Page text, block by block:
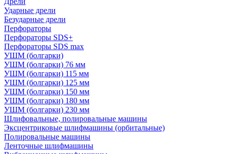
Ударные дрели
Безударные дрели
Перфораторы
Перфораторы SDS+
Перфораторы SDS max
УШМ (болгарки)
УШМ (болгарки) 76 мм
УШМ (болгарки) 115 мм
УШМ (болгарки) 125 мм
УШМ (болгарки) 150 мм
УШМ (болгарки) 180 мм
УШМ (болгарки) 230 мм
Шлифовальные, полировальные машины
Эксцентриковые шлифмашины (орбитальные)
Полировальные машины
Ленточные шлифмашины